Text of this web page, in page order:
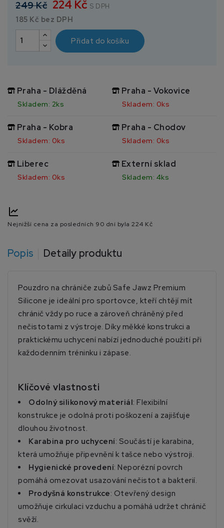
249 Kč 224 Kč S DPH
185 Kč bez DPH
Přidat do košíku
Praha - Dlážděná
Skladem: 2ks
Praha - Vokovice
Skladem: 0ks
Praha - Kobra
Skladem: 0ks
Praha - Chodov
Skladem: 0ks
Liberec
Skladem: 0ks
Externí sklad
Skladem: 4ks
Nejnižší cena za posledních 90 dní byla 224 Kč
Popis Detaily produktu
Pouzdro na chrániče zubů Safe Jawz Premium
Silicone je ideální pro sportovce, kteří chtějí mít
chránič vždy po ruce a zároveň chráněný před
nečistotami z výstroje. Díky měkké konstrukci a
praktickému uchycení nabízí jednoduché použití při
každodenním tréninku i zápase.
Klíčové vlastnosti
Odolný silikonový materiál: Flexibilní
konstrukce je odolná proti poškození a zajišťuje
dlouhou životnost.
Karabina pro uchycení: Součástí je karabina,
která umožňuje připevnění k tašce nebo výstroji.
Hygienické provedení: Neporézní povrch
pomáhá omezovat usazování nečistot a bakterií.
Prodyšná konstrukce: Otevřený design
umožňuje cirkulaci vzduchu a pomáhá udržet chránič
svěží.